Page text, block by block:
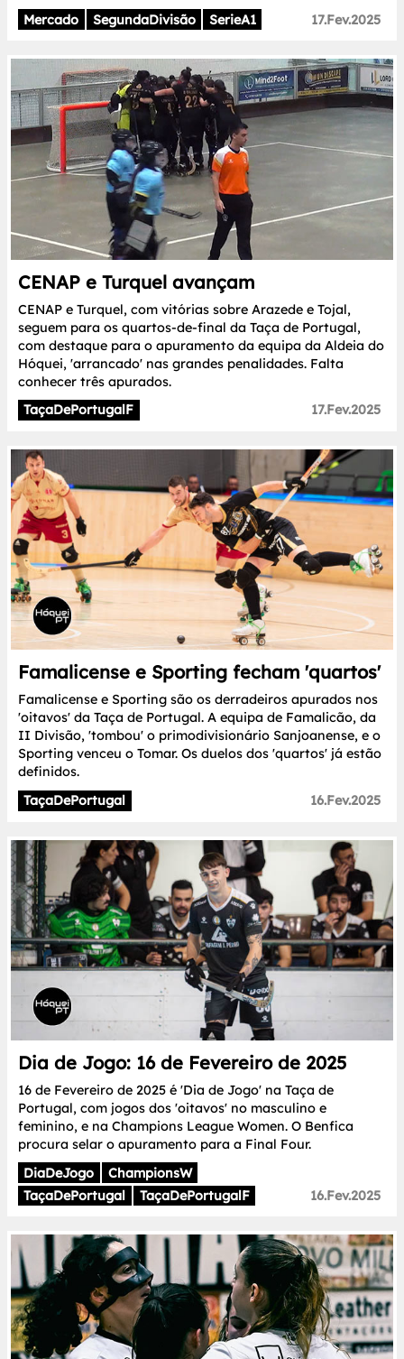
Mercado
SegundaDivisão SerieA1 17.Fev.2025
CENAP e Turquel avançam
CENAP e Turquel, com vitórias sobre Arazede e Tojal,
seguem para os quartos-de-final da Taça de Portugal,
com destaque para o apuramento da equipa da Aldeia do
Hóquei, 'arrancado' nas grandes penalidades. Falta
conhecer três apurados.
TaçaDePortugalF
17.Fev.2025
Famalicense e Sporting fecham 'quartos'
Famalicense e Sporting são os derradeiros apurados nos
'oitavos' da Taça de Portugal. A equipa de Famalicão, da
II Divisão, 'tombou' o primodivisionário Sanjoanense, e o
Sporting venceu o Tomar. Os duelos dos 'quartos' já estão
definidos.
TaçaDePortugal
16.Fev.2025
Dia de Jogo: 16 de Fevereiro de 2025
16 de Fevereiro de 2025 é 'Dia de Jogo' na Taça de
Portugal, com jogos dos 'oitavos' no masculino e
feminino, e na Champions League Women. O Benfica
procura selar o apuramento para a Final Four.
DiaDeJogo
ChampionsW
TaçaDePortugal
TaçaDePortugalF 16.Fev.2025